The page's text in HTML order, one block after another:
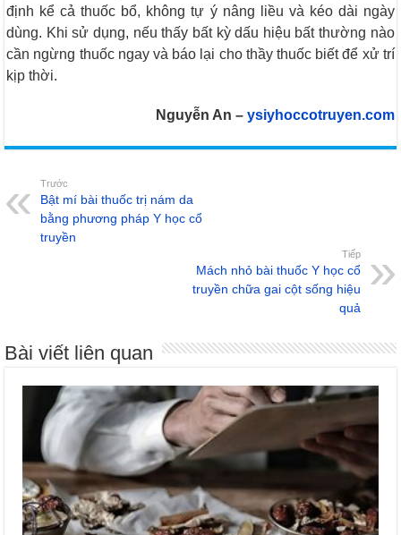
định kể cả thuốc bổ, không tự ý nâng liều và kéo dài ngày
dùng. Khi sử dụng, nếu thấy bất kỳ dấu hiệu bất thường nào
cần ngừng thuốc ngay và báo lại cho thầy thuốc biết để xử trí
kịp thời.
Nguyễn An – ysiyhoccotruyen.com
Trước
Bật mí bài thuốc trị nám da
bằng phương pháp Y học cổ
truyền
Tiếp
Mách nhỏ bài thuốc Y học cổ
truyền chữa gai cột sống hiệu
quả
Bài viết liên quan